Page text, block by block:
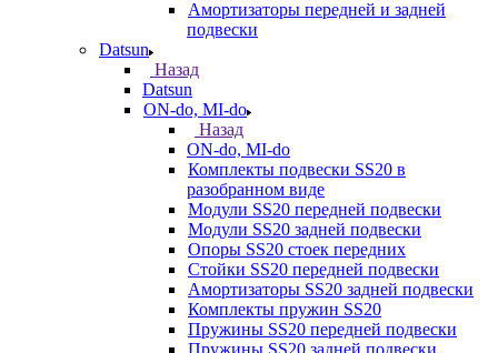
Амортизаторы передней и задней
подвески
Datsun
Назад
Datsun
ON-do, MI-do
Назад
ON-do, MI-do
Комплекты подвески SS20 в
разобранном виде
Модули SS20 передней подвески
Модули SS20 задней подвески
Опоры SS20 стоек передних
Стойки SS20 передней подвески
Амортизаторы SS20 задней подвески
Комплекты пружин SS20
Пружины SS20 передней подвески
Пружины SS20 задней подвески